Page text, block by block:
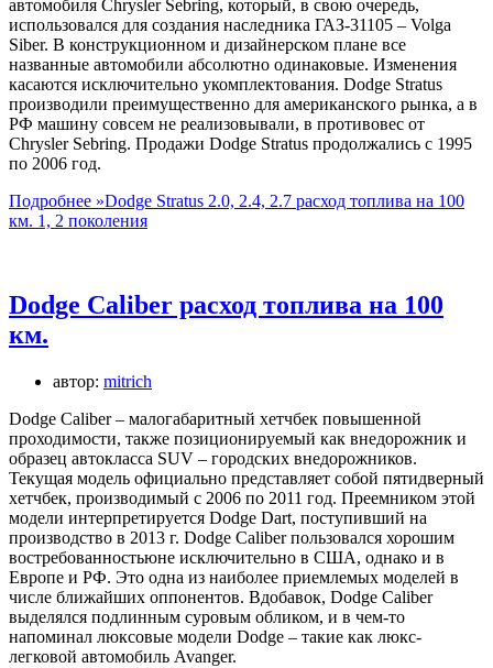
автомобиля Chrysler Sebring, который, в свою очередь,
использовался для создания наследника ГАЗ-31105 – Volga
Siber. В конструкционном и дизайнерском плане все
названные автомобили абсолютно одинаковые. Изменения
касаются исключительно укомплектования. Dodge Stratus
производили преимущественно для американского рынка, а в
РФ машину совсем не реализовывали, в противовес от
Chrysler Sebring. Продажи Dodge Stratus продолжались с 1995
по 2006 год.
Подробнее »Dodge Stratus 2.0, 2.4, 2.7 расход топлива на 100
км. 1, 2 поколения
Dodge Caliber расход топлива на 100
км.
автор: mitrich
Dodge Caliber – малогабаритный хетчбек повышенной
проходимости, также позиционируемый как внедорожник и
образец автокласса SUV – городских внедорожников.
Текущая модель официально представляет собой пятидверный
хетчбек, производимый с 2006 по 2011 год. Преемником этой
модели интерпретируется Dodge Dart, поступивший на
производство в 2013 г. Dodge Caliber пользовался хорошим
востребованностьюне исключительно в США, однако и в
Европе и РФ. Это одна из наиболее приемлемых моделей в
числе ближайших оппонентов. Вдобавок, Dodge Caliber
выделялся подлинным суровым обликом, и в чем-то
напоминал люксовые модели Dodge – такие как люкс-
легковой автомобиль Avanger.